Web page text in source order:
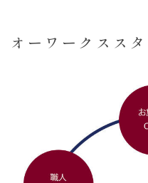
オーワークスス